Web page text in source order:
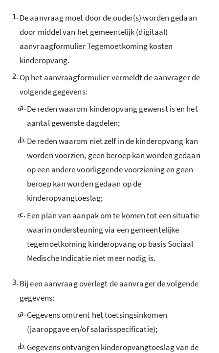
1. De aanvraag moet door de ouder(s) worden gedaan
door middel van het gemeentelijk (digitaal)
aanvraagformulier Tegemoetkoming kosten
kinderopvang.
2. Op het aanvraagformulier vermeldt de aanvrager de
volgende gegevens:
a.De reden waarom kinderopvang gewenst is en het
aantal gewenste dagdelen;
b.De reden waarom niet zelf in de kinderopvang kan
worden voorzien, geen beroep kan worden gedaan
op een andere voorliggende voorziening en geen
beroep kan worden gedaan op de
kinderopvangtoeslag;
c. Een plan van aanpak om te komen tot een situatie
waarin ondersteuning via een gemeentelijke
tegemoetkoming kinderopvang op basis Sociaal
Medische Indicatie niet meer nodig is.
3. Bij een aanvraag overlegt de aanvrager de volgende
gegevens:
a.Gegevens omtrent het toetsingsinkomen
(jaaropgave en/of salarisspecificatie);
b.Gegevens ontvangen kinderopvangtoeslag van de